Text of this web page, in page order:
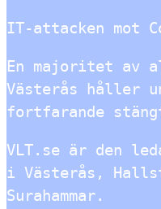
IT-attacken mot
En majoritet av
Västerås håller
fortfarande
VLT.se är den
i Västerås,
Surahammar.